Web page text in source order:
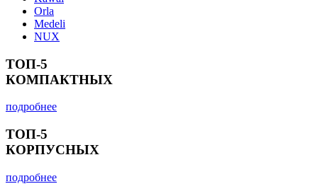
Orla
Medeli
NUX
ТОП-5
КОМПАКТНЫХ
подробнее
ТОП-5
КОРПУСНЫХ
подробнее